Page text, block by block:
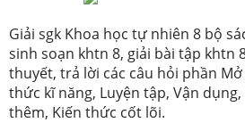
Giải sgk Khoa học tự nhiên 8 bộ
sinh soạn khtn 8, giải bài tập khtn
thuyết, trả lời các câu hỏi phần
thức kĩ năng, Luyện tập, Vận
thêm, Kiến thức cốt lõi.